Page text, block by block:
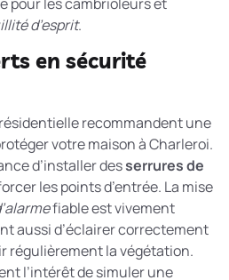
d’esprit.
en sécurité
recommandent une
votre maison à Charleroi.
d’installer desserrures de
les points d’entrée. La mise
fiable est vivement
aussi d’éclairer correctement
régulièrement la végétation.
l’intérêt de simuler une